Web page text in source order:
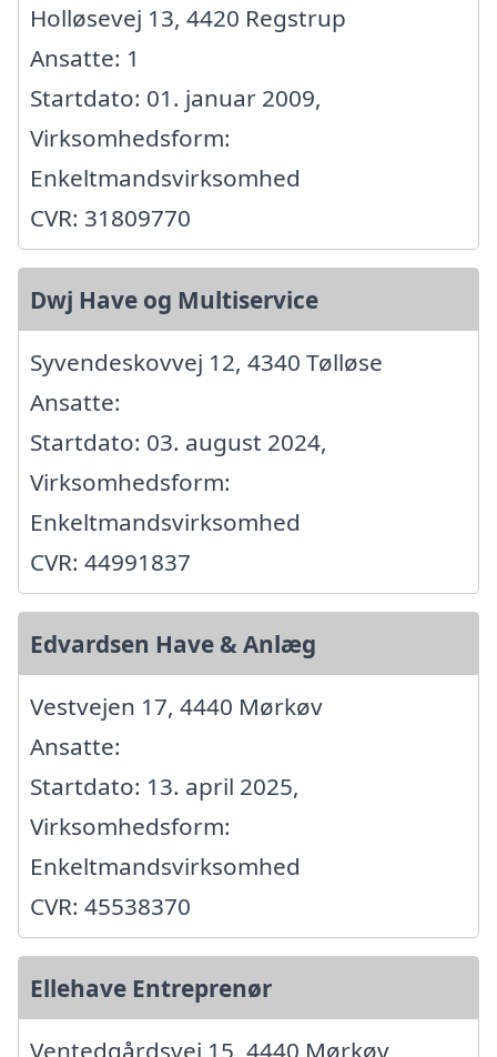
Holløsevej 13, 4420 Regstrup
Ansatte: 1
Startdato: 01. januar 2009,
Virksomhedsform:
Enkeltmandsvirksomhed
CVR: 31809770
Dwj Have og Multiservice
Syvendeskovvej 12, 4340 Tølløse
Ansatte:
Startdato: 03. august 2024,
Virksomhedsform:
Enkeltmandsvirksomhed
CVR: 44991837
Edvardsen Have & Anlæg
Vestvejen 17, 4440 Mørkøv
Ansatte:
Startdato: 13. april 2025,
Virksomhedsform:
Enkeltmandsvirksomhed
CVR: 45538370
Ellehave Entreprenør
Ventedgårdsvej 15, 4440 Mørkøv